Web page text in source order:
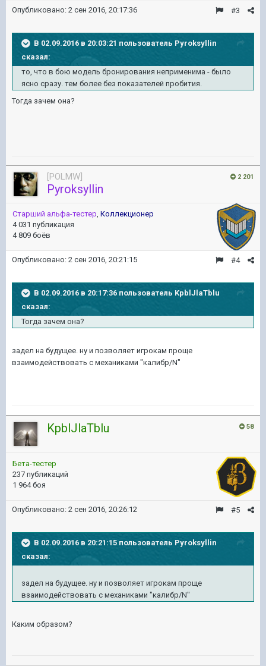
#3
Опубликовано: 2 сен 2016, 20:17:36
В 02.09.2016 в 20:03:21 пользователь Pyroksyllin
сказал:
то, что в бою модель бронирования неприменима - было
ясно сразу. тем более без показателей пробития.
Тогда зачем она?
2 201
[POLMW]
Pyroksyllin
Старший альфа-тестер, Коллекционер
4 031 публикация
4 809 боёв
#4
Опубликовано: 2 сен 2016, 20:21:15
В 02.09.2016 в 20:17:36 пользователь KpblJlaTblu
сказал:
Тогда зачем она?
задел на будущее. ну и позволяет игрокам проще
взаимодействовать с механиками "калибр/N"
58
KpblJlaTblu
Бета-тестер
237 публикаций
1 964 боя
#5
Опубликовано: 2 сен 2016, 20:26:12
В 02.09.2016 в 20:21:15 пользователь Pyroksyllin
сказал:
задел на будущее. ну и позволяет игрокам проще
взаимодействовать с механиками "калибр/N"
Каким образом?